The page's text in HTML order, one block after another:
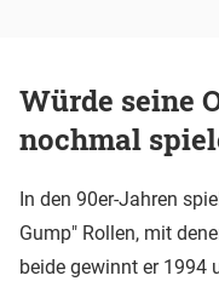
Würde seine
nochmal
In den 90er-Jahren
Gump" Rollen, mit
beide gewinnt er 1994